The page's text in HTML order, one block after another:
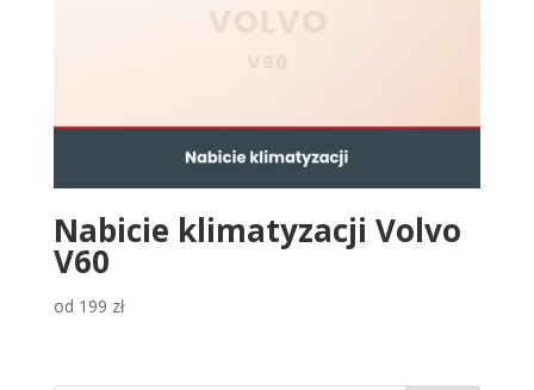
Nabicie klimatyzacji Volvo
V60
od 199 zł